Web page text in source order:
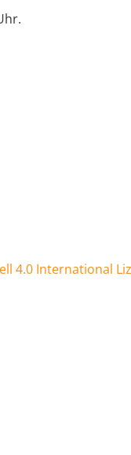
4.0 International